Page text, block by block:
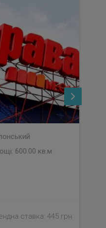
600.00 кв.м
ставка: 445 грн